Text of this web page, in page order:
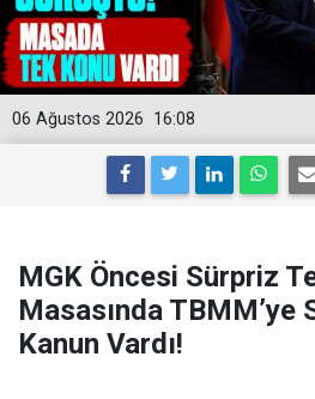
16:08
06 Ağustos 2026
MGK Öncesi Sürpriz
Masasında TBMM’ye
Kanun Vardı!